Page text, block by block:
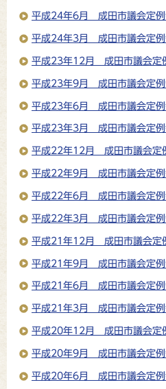
平成24年6月 成田市議会定例
平成24年3月 成田市議会定例
平成23年12月 成田市議会定
平成23年9月 成田市議会定例
平成23年6月 成田市議会定例
平成23年3月 成田市議会定例
平成22年12月 成田市議会定
平成22年9月 成田市議会定例
平成22年6月 成田市議会定例
平成22年3月 成田市議会定例
平成21年12月 成田市議会定
平成21年9月 成田市議会定例
平成21年6月 成田市議会定例
平成21年3月 成田市議会定例
平成20年12月 成田市議会定
平成20年9月 成田市議会定例
平成20年6月 成田市議会定例